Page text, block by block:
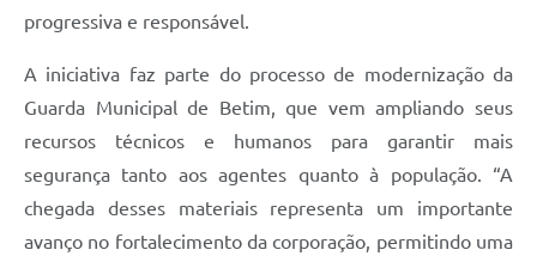
progressiva e responsável.
A iniciativa faz parte do processo de modernização da
Guarda Municipal de Betim, que vem ampliando seus
recursos técnicos e humanos para garantir mais
segurança tanto aos agentes quanto à população. “A
chegada desses materiais representa um importante
avanço no fortalecimento da corporação, permitindo uma